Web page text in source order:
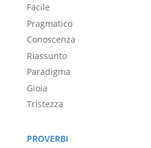
Facile
Pragmatico
Conoscenza
Riassunto
Paradigma
Gioia
Tristezza
PROVERBI